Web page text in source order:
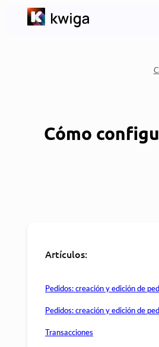
Cómo
Artículos:
Pedidos: creación y edición de
Pedidos: creación y edición de
Transacciones